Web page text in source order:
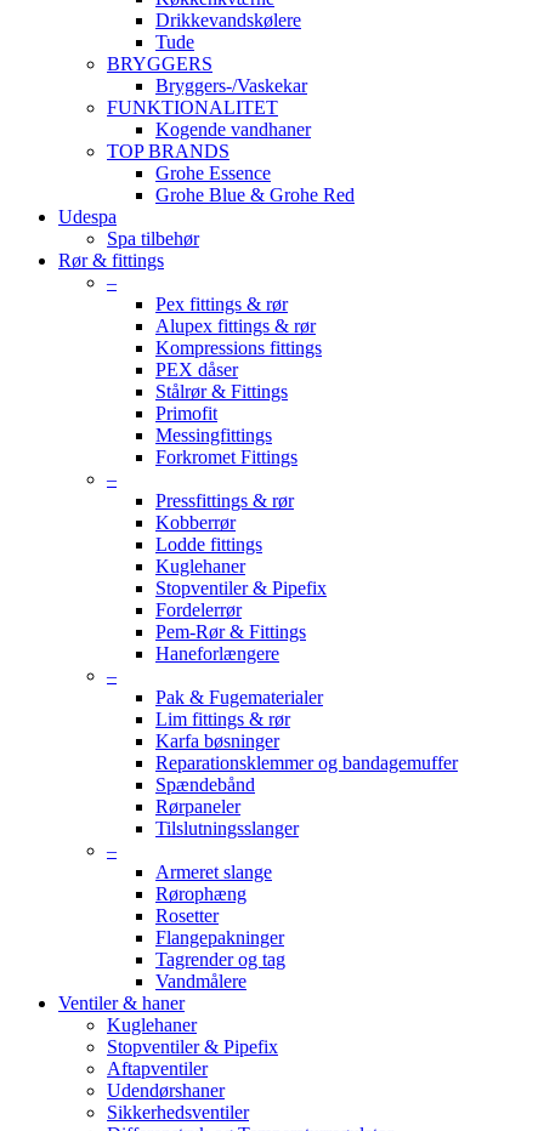
Drikkevandskølere
Tude
BRYGGERS
Bryggers-/Vaskekar
FUNKTIONALITET
Kogende vandhaner
TOP BRANDS
Grohe Essence
Grohe Blue & Grohe Red
Udespa
Spa tilbehør
Rør & fittings
–
Pex fittings & rør
Alupex fittings & rør
Kompressions fittings
PEX dåser
Stålrør & Fittings
Primofit
Messingfittings
Forkromet Fittings
–
Pressfittings & rør
Kobberrør
Lodde fittings
Kuglehaner
Stopventiler & Pipefix
Fordelerrør
Pem-Rør & Fittings
Haneforlængere
–
Pak & Fugematerialer
Lim fittings & rør
Karfa bøsninger
Reparationsklemmer og bandagemuffer
Spændebånd
Rørpaneler
Tilslutningsslanger
–
Armeret slange
Rørophæng
Rosetter
Flangepakninger
Tagrender og tag
Vandmålere
Ventiler & haner
Kuglehaner
Stopventiler & Pipefix
Aftapventiler
Udendørshaner
Sikkerhedsventiler